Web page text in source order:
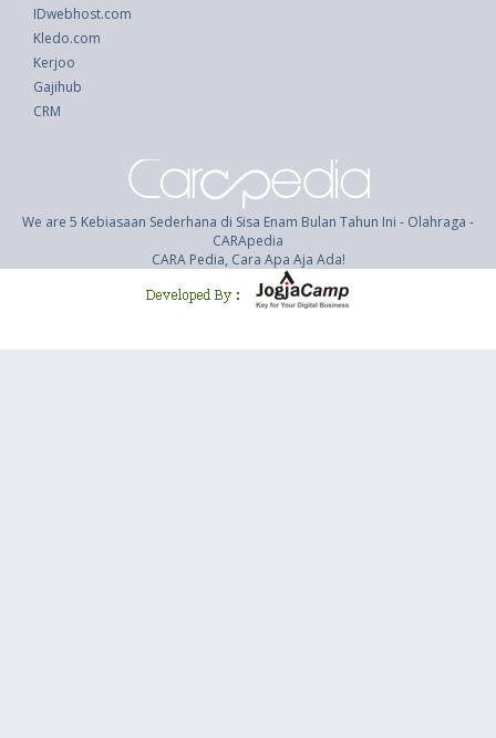
IDwebhost.com
Kledo.com
Kerjoo
Gajihub
CRM
We are 5 Kebiasaan Sederhana di Sisa Enam Bulan Tahun Ini - Olahraga -
CARApedia
CARA Pedia, Cara Apa Aja Ada!